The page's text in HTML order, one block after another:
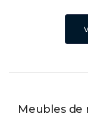
Meubles de